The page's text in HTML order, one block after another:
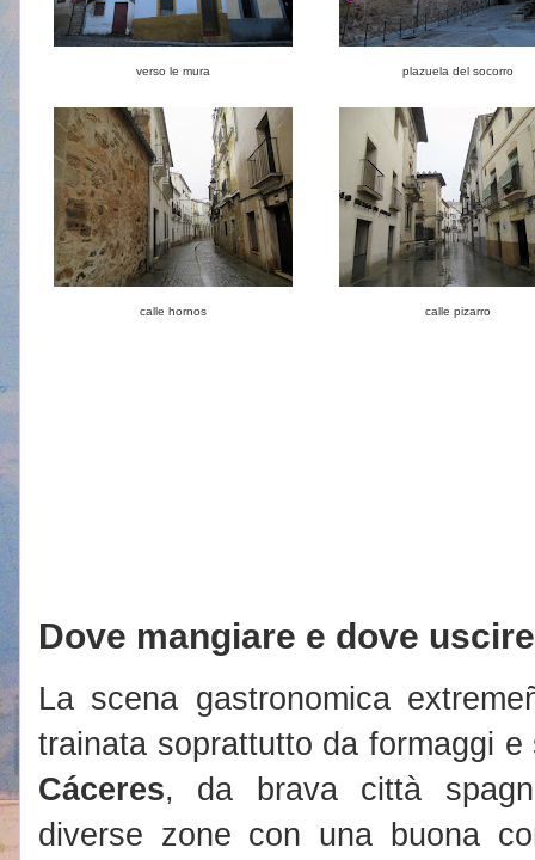
verso le mura plazuela del socorro
calle hornos calle pizarro
Dove mangiare e dove
La scena gastronomica
trainata soprattutto da formaggi
Cáceres, da brava città
diverse zone con una buona